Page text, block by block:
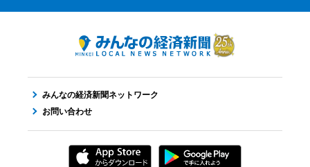
みんなの経済新聞ネットワーク
お問い合わせ